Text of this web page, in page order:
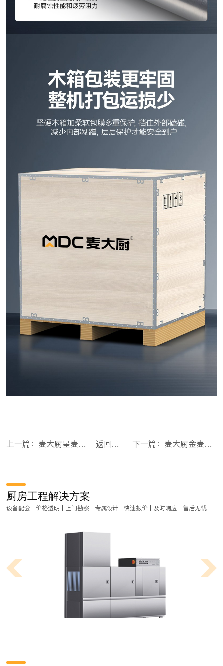
上一篇：麦大厨星麦款304材质电磁大炒炉双头大锅灶900 返回目录 下一篇：麦大厨金麦款201材质电磁大炒炉单头大锅灶600
厨房工程解决方案
设备配套 | 价格透明 | 上门勘察 | 专属设计 | 快速报价 | 及时响应 | 售后无忧
近年来，受人力成本过大、食品安全问题频发等压力，商用洗碗机开始在